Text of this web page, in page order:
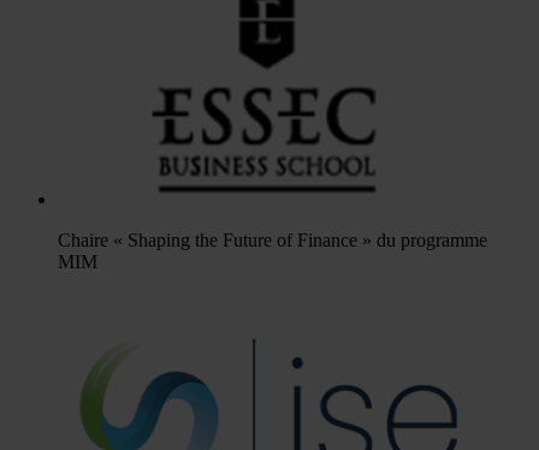
Chaire « Shaping the Future of Finance » du programme
MIM